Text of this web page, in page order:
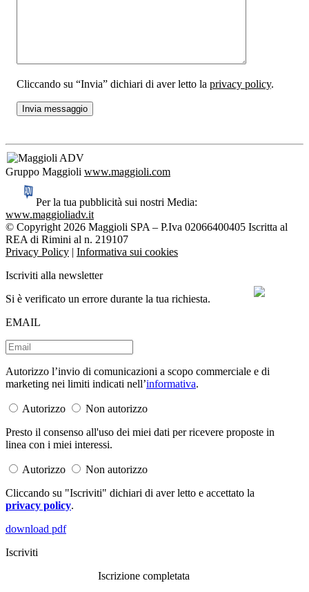
Cliccando su “Invia” dichiari di aver letto la privacy policy.
Gruppo Maggioli www.maggioli.com
Per la tua pubblicità sui nostri Media:
www.maggioliadv.it
© Copyright 2026 Maggioli SPA – P.Iva 02066400405 Iscritta al
REA di Rimini al n. 219107
Privacy Policy | Informativa sui cookies
Iscriviti alla newsletter
Si è verificato un errore durante la tua richiesta.
EMAIL
Autorizzo l’invio di comunicazioni a scopo commerciale e di
marketing nei limiti indicati nell’informativa.
Autorizzo
Non autorizzo
Presto il consenso all'uso dei miei dati per ricevere proposte in
linea con i miei interessi.
Autorizzo
Non autorizzo
Cliccando su "Iscriviti" dichiari di aver letto e accettato la
privacy policy.
download pdf
Iscriviti
Iscrizione completata